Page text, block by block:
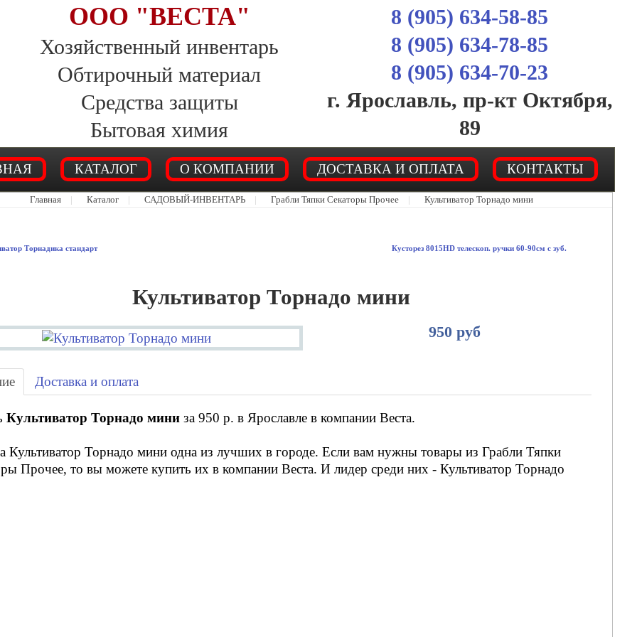
ООО "ВЕСТА"
Хозяйственный инвентарь
Обтирочный материал
Средства защиты
Бытовая химия
8 (905) 634-58-85
8 (905) 634-78-85
8 (905) 634-70-23
г. Ярославль, пр-кт Октября,
89
КАТАЛОГ О КОМПАНИИ ДОСТАВКА И ОПЛАТА КОНТАКТЫ
Главная | Каталог | САДОВЫЙ-ИНВЕНТАРЬ | Грабли Тяпки Секаторы Прочее | Культиватор Торнадо мини
Торнадика стандарт Кусторез 8015HD телескоп. ручки 60-90см с зуб.
Культиватор Торнадо мини
950 руб
Доставка и оплата
Культиватор Торнадо мини за 950 р. в Ярославле в компании Веста.
Культиватор Торнадо мини одна из лучших в городе. Если вам нужны товары из Грабли Тяпки
Прочее, то вы можете купить их в компании Веста. И лидер среди них - Культиватор Торнадо